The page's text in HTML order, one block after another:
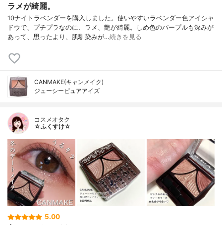
ラメが綺麗。
10ナイトラベンダーを購入しました。使いやすいラベンダー色アイシャ
ドウで、プチプラなのに、ラメ、艶が綺麗。しめ色のパープルも深みが
あって、思ったより、肌馴染みが…続きを見る
CANMAKE(キャンメイク)
ジューシーピュアアイズ
コスメオタク
☆ふくすけ☆
5.00